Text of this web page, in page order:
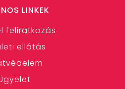
LINKEK
feliratkozás
ellátás